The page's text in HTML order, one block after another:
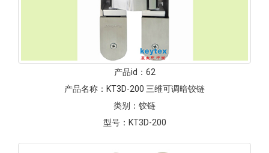
产品id： 62
产品名称： KT3D-200 三维可调暗铰链
类别： 铰链
型号： KT3D-200